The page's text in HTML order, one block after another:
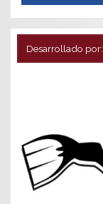
Desarrollado por: